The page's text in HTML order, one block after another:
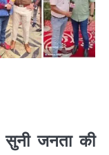
सुनी जनता की